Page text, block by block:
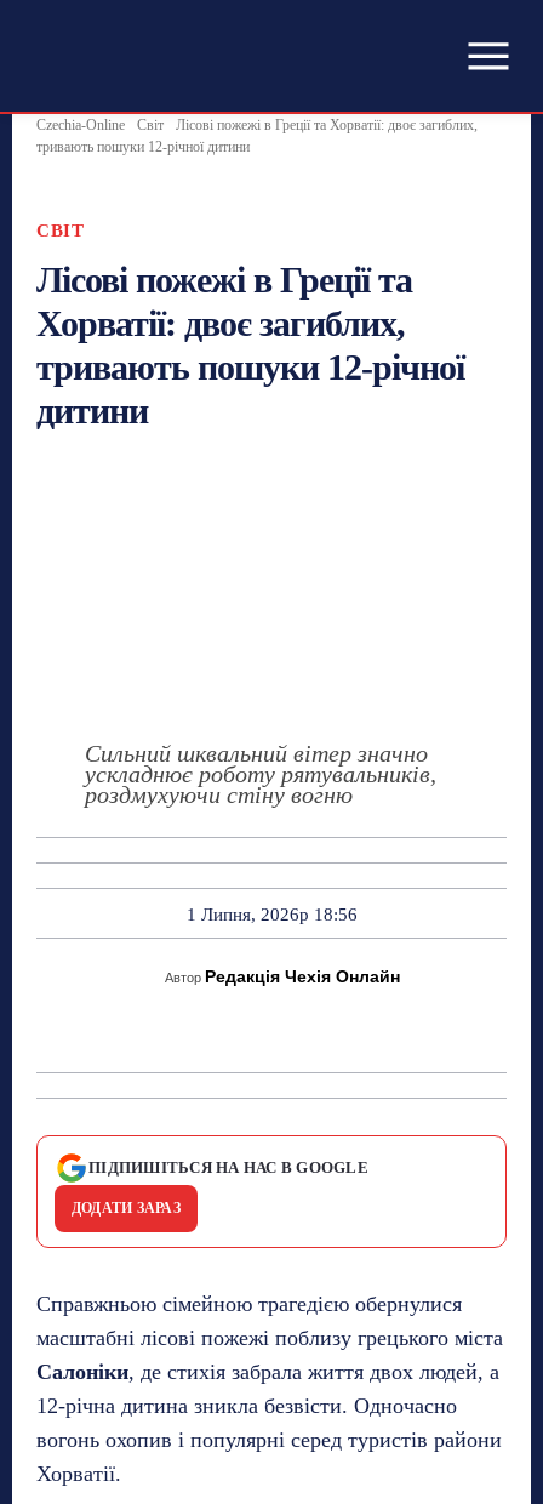
Czechia-Online Світ
Лісові пожежі в Греції та Хорватії: двоє загиблих,
тривають пошуки 12-річної дитини
СВІТ
Лісові пожежі в Греції та
Хорватії: двоє загиблих,
тривають пошуки 12-річної
дитини
Сильний шквальний вітер значно
ускладнює роботу рятувальників,
роздмухуючи стіну вогню
1 Липня, 2026р 18:56
Автор Редакція Чехія Онлайн
ПІДПИШІТЬСЯ НА НАС В GOOGLE
ДОДАТИ ЗАРАЗ
Справжньою сімейною трагедією обернулися
масштабні лісові пожежі поблизу грецького міста
Салоніки, де стихія забрала життя двох людей, а
12-річна дитина зникла безвісти. Одночасно
вогонь охопив і популярні серед туристів райони
Хорватії.